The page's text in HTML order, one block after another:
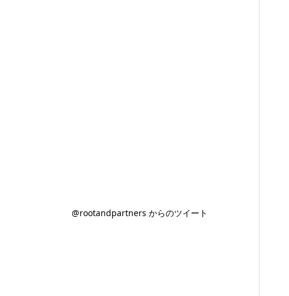
@rootandpartners からのツイート